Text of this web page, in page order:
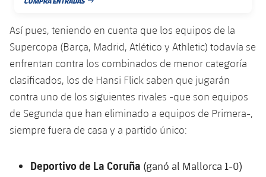
Clasificaciones
Jugadors
Fotos
Palmarés
Historia
Clasificaciones
Infantil
Alevín
Actualidad
Calendario
Entradas
Clasificaciones
Barça Atlètic
plusicon
más
Actualidad
Calendario
Jugadores
Base
Actualidad
Campus Verano
FECHA DE PUBLICACIÓN
Así pues, teniendo en cuenta que los equipos de la
Supercopa (Barça, Madrid, Atlético y Athletic) todavía se
enfrentan contra los combinados de menor categoría
clasificados, los de Hansi Flick saben que jugarán
contra uno de los siguientes rivales -que son equipos
de Segunda que han eliminado a equipos de Primera-,
siempre fuera de casa y a partido único:
Deportivo de La Coruña (ganó al Mallorca 1-0)